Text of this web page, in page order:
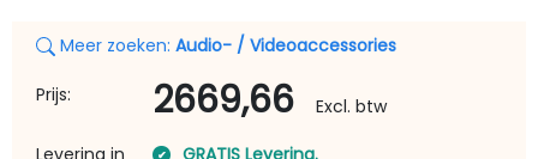
Meer zoeken: Audio- / Videoaccessories
Prijs: 2669,66
Excl. btw
Levering in